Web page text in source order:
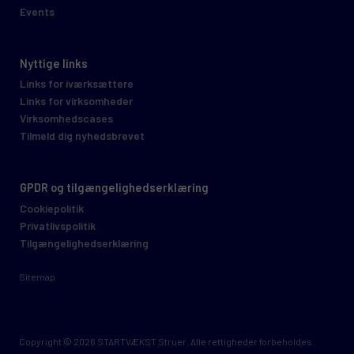
Events
Nyttige links
Links for iværksættere
Links for virksomheder
Virksomhedscases
Tilmeld dig nyhedsbrevet
GPDR og tilgængelighedserklæring
Cookiepolitik
Privatlivspolitik
Tilgængelighedserklæring
Sitemap
Copyright © 2026 STARTVÆKST Struer. Alle rettigheder forbeholdes.